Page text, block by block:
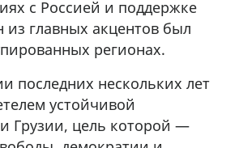
с Россией и поддержке
главных акцентов был
регионах.
последних нескольких лет
устойчивой
Грузии, цель которой —